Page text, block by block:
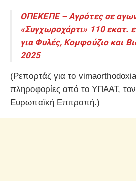
ΟΠΕΚΕΠΕ – Αγρότες σε
«Συγχωροχάρτι» 110 εκατ.
για Φυλές, Κομφούζιο και
2025
(Ρεπορτάζ για το
πληροφορίες από το ΥΠΑΑΤ,
Ευρωπαϊκή Επιτροπή.)